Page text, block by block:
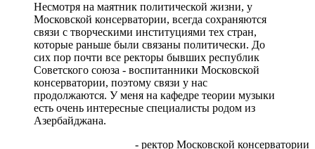
Несмотря на маятник политической жизни, у
Московской консерватории, всегда сохраняются
связи с творческими институциями тех стран,
которые раньше были связаны политически. До
сих пор почти все ректоры бывших республик
Советского союза - воспитанники Московской
консерватории, поэтому связи у нас
продолжаются. У меня на кафедре теории музыки
есть очень интересные специалисты родом из
Азербайджана.
- ректор Московской консерватории